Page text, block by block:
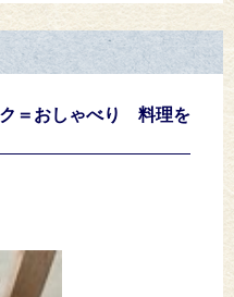
＝おしゃべり 料理を